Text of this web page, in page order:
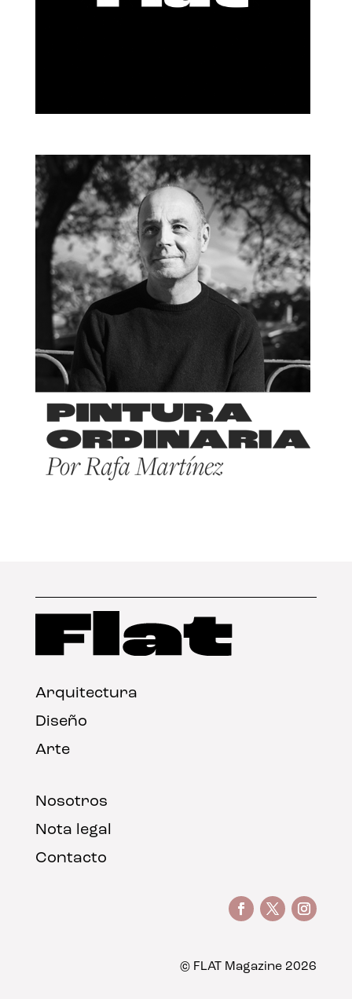
Arquitectura
Diseño
Arte
Nosotros
Nota legal
Contacto
© FLAT Magazine 2026